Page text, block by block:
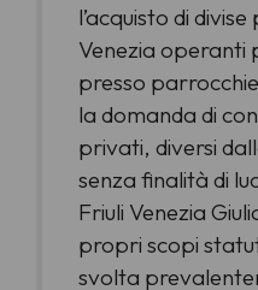
l’acquisto di
Venezia operanti
presso
la domanda di
privati, diversi
senza finalità di
Friuli Venezia
propri scopi
svolta